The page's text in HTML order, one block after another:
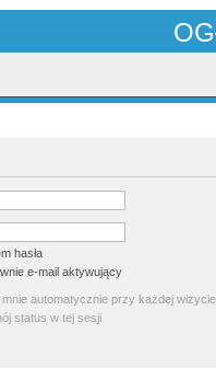
hasła
e-mail aktywujący
mnie automatycznie przy każdej wizycie
status w tej sesji